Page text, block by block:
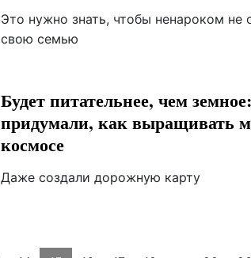
Это нужно знать, чтобы ненароком не
свою семью
Будет питательнее, чем
придумали, как выращивать
космосе
Даже создали дорожную карту